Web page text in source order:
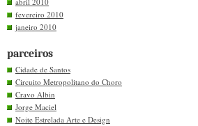
fevereiro 2010
janeiro 2010
parceiros
Cidade de Santos
Circuito Metropolitano do Choro
Cravo Albin
Jorge Maciel
Noite Estrelada Arte e Design